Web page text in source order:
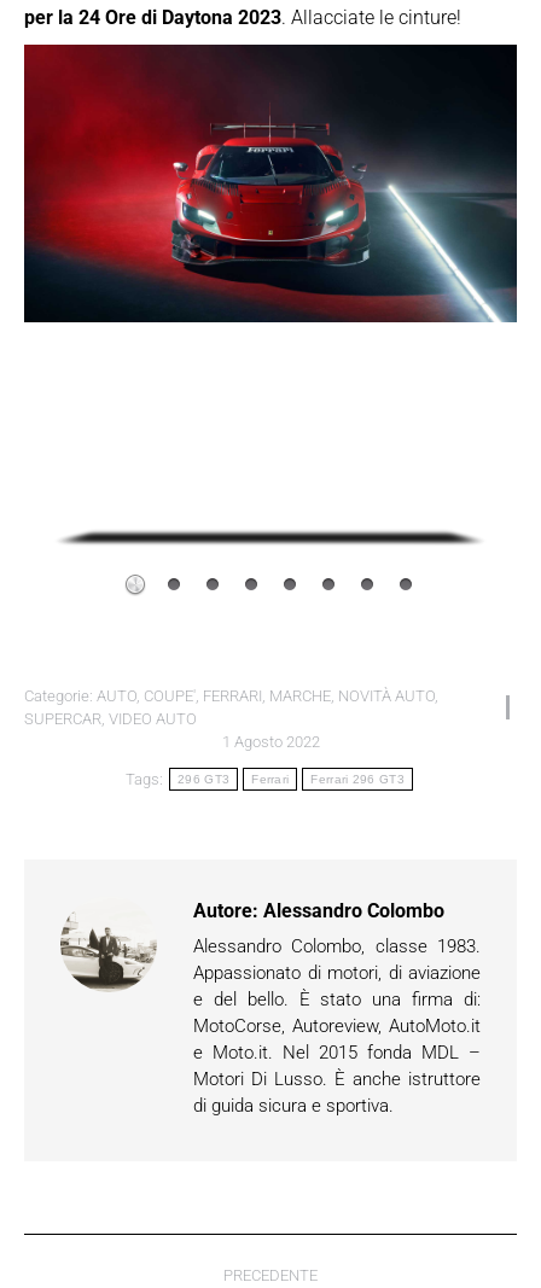
per la 24 Ore di Daytona 2023. Allacciate le cinture!
Categorie: AUTO, COUPE', FERRARI, MARCHE, NOVITÀ AUTO,
SUPERCAR, VIDEO AUTO
1 Agosto 2022
Tags: 296 GT3 Ferrari Ferrari 296 GT3
Autore: Alessandro Colombo
Alessandro Colombo, classe 1983.
Appassionato di motori, di aviazione
e del bello. È stato una firma di:
MotoCorse, Autoreview, AutoMoto.it
e Moto.it. Nel 2015 fonda MDL –
Motori Di Lusso. È anche istruttore
di guida sicura e sportiva.
PRECEDENTE